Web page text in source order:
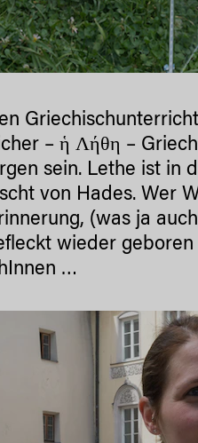
– ἡ Λήθη –
sein. Lethe ist
von Hades. Wer
(was ja
wieder
…